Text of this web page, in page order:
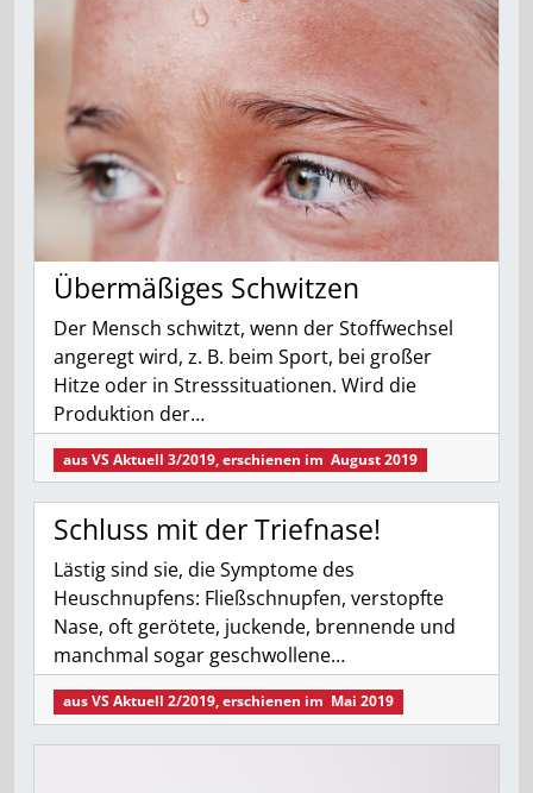
Übermäßiges Schwitzen
Der Mensch schwitzt, wenn der Stoffwechsel
angeregt wird, z. B. beim Sport, bei großer
Hitze oder in Stresssituationen. Wird die
Produktion der…
ausVS Aktuell 3/2019, erschienen im August 2019
Schluss mit der Triefnase!
Lästig sind sie, die Symptome des
Heuschnupfens: Fließschnupfen, verstopfte
Nase, oft gerötete, juckende, brennende und
manchmal sogar geschwollene…
ausVS Aktuell 2/2019, erschienen im Mai 2019